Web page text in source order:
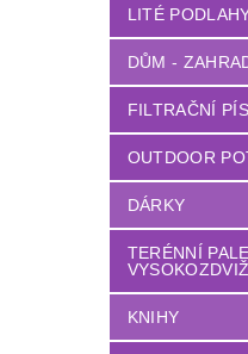
LITÉ
DŮM -
FILTRAČNÍ
OUTDOOR
DÁRKY
TERÉNNÍ
KNIHY